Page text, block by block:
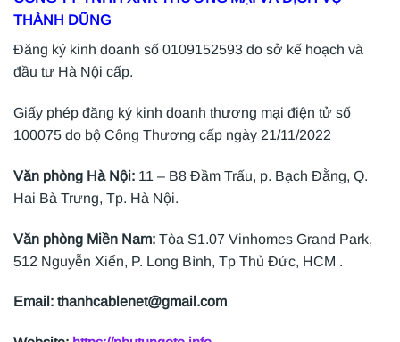
THÀNH DŨNG
Đăng ký kinh doanh số 0109152593 do sở kế hoạch và
đầu tư Hà Nội cấp.
Giấy phép đăng ký kinh doanh thương mại điện tử số
100075 do bộ Công Thương cấp ngày 21/11/2022
Văn phòng Hà Nội: 11 – B8 Đầm Trấu, p. Bạch Đằng, Q.
Hai Bà Trưng, Tp. Hà Nội.
Văn phòng Miền Nam: Tòa S1.07 Vinhomes Grand Park,
512 Nguyễn Xiển, P. Long Bình, Tp Thủ Đức, HCM .
Email: thanhcablenet@gmail.com